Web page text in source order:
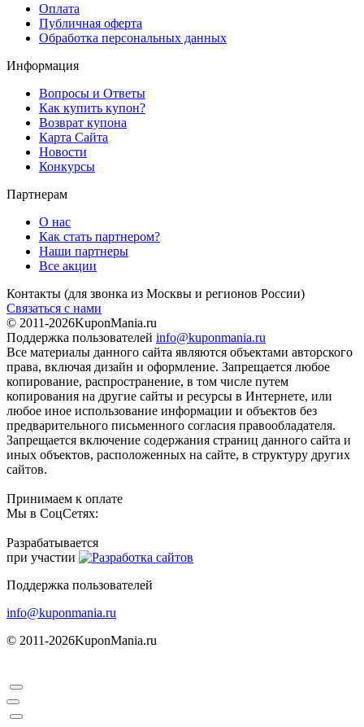
Оплата
Публичная оферта
Обработка персональных данных
Информация
Вопросы и Ответы
Как купить купон?
Возврат купона
Карта Сайта
Новости
Конкурсы
Партнерам
О нас
Как стать партнером?
Наши партнеры
Все акции
Контакты (для звонка из Москвы и регионов России)
Связаться с нами
© 2011-2026KuponMania.ru
Поддержка пользователей info@kuponmania.ru
Все материалы данного сайта являются объектами авторского
права, включая дизайн и оформление. Запрещается любое
копирование, распространение, в том числе путем
копирования на другие сайты и ресурсы в Интернете, или
любое иное использование информации и объектов без
предварительного письменного согласия правообладателя.
Запрещается включение содержания страниц данного сайта и
иных объектов, расположенных на сайте, в структуру других
сайтов.
Принимаем к оплате
Мы в СоцСетях:
Разрабатывается
при участии
Поддержка пользователей
info@kuponmania.ru
© 2011-2026KuponMania.ru